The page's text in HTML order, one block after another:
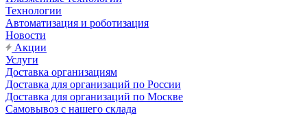
Технологии
Автоматизация и роботизация
Новости
Акции
Услуги
Доставка организациям
Доставка для организаций по России
Доставка для организаций по Москве
Самовывоз с нашего склада